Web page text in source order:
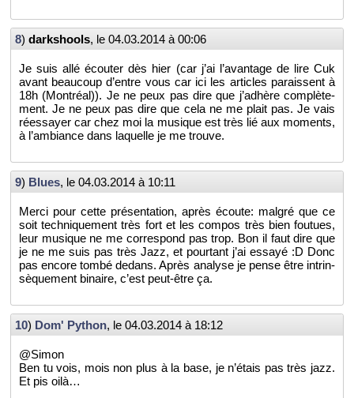
8) dark­shools, le 04.03.2014 à 00:06
Je suis allé écou­ter dès hier (car j’ai l’avan­tage de lire Cuk
avant beau­coup d’entre vous car ici les ar­ticles pa­raissent à
18h (Mont­réal)). Je ne peux pas dire que j’adhère com­plè­te­
ment. Je ne peux pas dire que cela ne me plait pas. Je vais
ré­es­sayer car chez moi la mu­sique est très lié aux mo­ments,
à l’am­biance dans la­quelle je me trouve.
9) Blues, le 04.03.2014 à 10:11
Merci pour cette pré­sen­ta­tion, après écoute: mal­gré que ce
soit tech­ni­que­ment très fort et les com­pos très bien fou­tues,
leur mu­sique ne me cor­res­pond pas trop. Bon il faut dire que
je ne me suis pas très Jazz, et pour­tant j’ai es­sayé :D Donc
pas en­core tombé de­dans. Après ana­lyse je pense être in­trin­
sè­que­ment bi­naire, c’est peut-être ça.
10) Dom' Py­thon, le 04.03.2014 à 18:12
@Si­mon
Ben tu vois, mois non plus à la base, je n’étais pas très jazz.
Et pis oilà…